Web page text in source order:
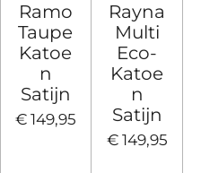
Ramo
Taupe
Katoe
n
Satijn
€ 149,95
Rayna
Multi
Eco-
Katoe
n
Satijn
€ 149,95